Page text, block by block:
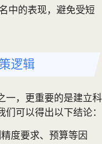
中的表现，避免受短
逻辑
一，更重要的是建立科
可以得出以下结论：
度要求、预算等因